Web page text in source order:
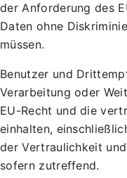
der Anforderung des
Daten ohne
müssen.
Benutzer und
Verarbeitung oder
EU-Recht und die
einhalten,
der Vertraulichkeit
sofern zutreffend.